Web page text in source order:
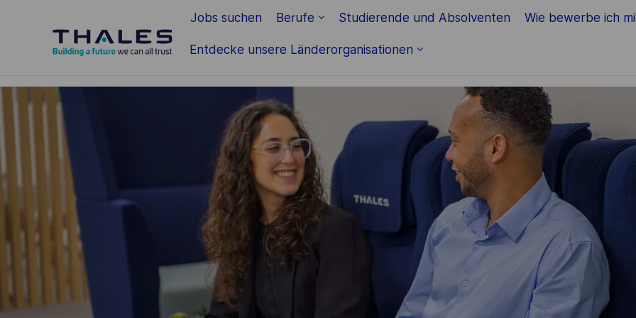
Jobs suchen Berufe Studierende und Absolventen Wie bewerbe ich
Entdecke unsere Länderorganisationen
-